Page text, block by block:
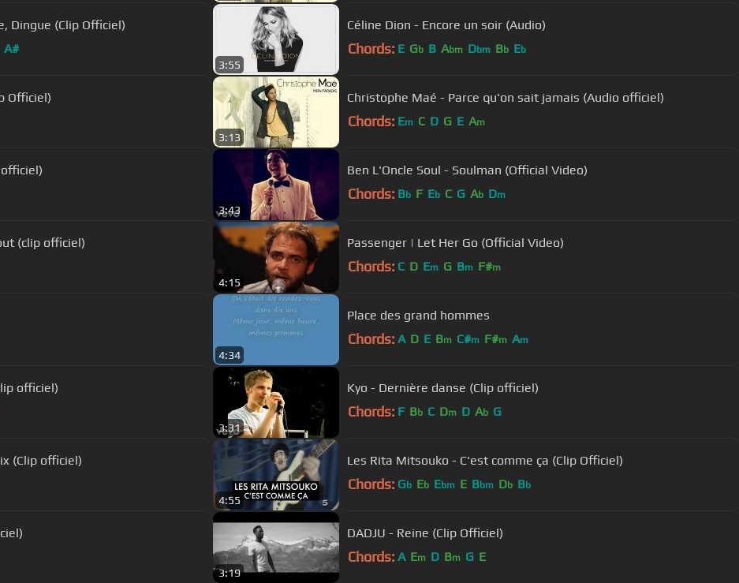
Dingue (Clip Officiel)
A#
3:55
Céline Dion - Encore un soir (Audio)
Chords: E Gb B Abm Dbm Bb Eb
Officiel)
3:13
Christophe Maé - Parce qu'on sait jamais (Audio officiel)
Chords: Em C D G E Am
3:43
Ben L'Oncle Soul - Soulman (Official Video)
Chords: Bb F Eb C G Ab Dm
(clip officiel)
4:15
Passenger | Let Her Go (Official Video)
Chords: C D Em G Bm F#m
4:34
Place des grand hommes
Chords: A D E Bm C#m F#m Am
officiel)
3:31
Kyo - Dernière danse (Clip officiel)
Chords: F Bb C Dm D Ab G
(Clip officiel)
4:55
Les Rita Mitsouko - C'est comme ça (Clip Officiel)
Chords: Gb Eb Ebm E Bbm Db Bb
3:19
DADJU - Reine (Clip Officiel)
Chords: A Em D Bm G E